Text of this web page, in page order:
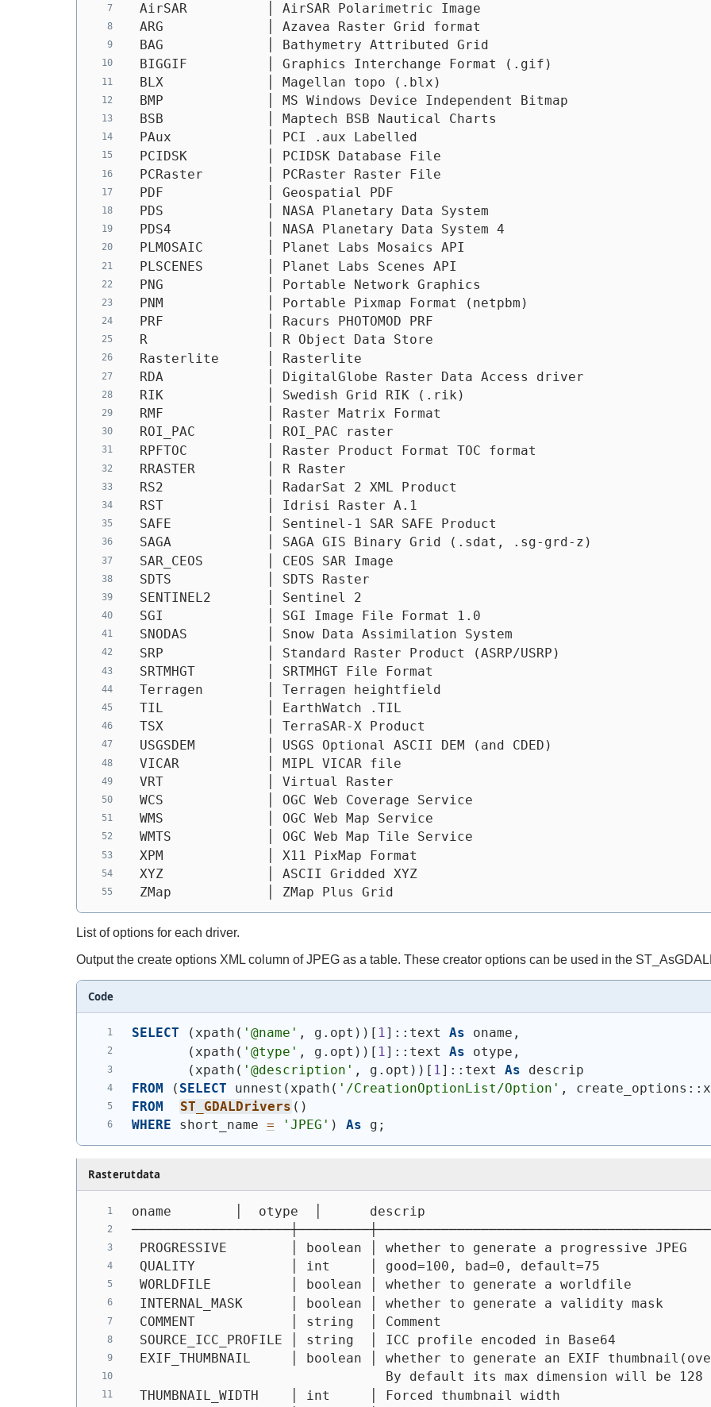
AirSAR          │ AirSAR Polarimetric Image
ARG             │ Azavea Raster Grid format
BAG             │ Bathymetry Attributed Grid
BIGGIF          │ Graphics Interchange Format (.gif)
BLX             │ Magellan topo (.blx)
BMP             │ MS Windows Device Independent Bitmap
BSB             │ Maptech BSB Nautical Charts
PAux            │ PCI .aux Labelled
PCIDSK          │ PCIDSK Database File
PCRaster        │ PCRaster Raster File
PDF             │ Geospatial PDF
PDS             │ NASA Planetary Data System
PDS4            │ NASA Planetary Data System 4
PLMOSAIC        │ Planet Labs Mosaics API
PLSCENES        │ Planet Labs Scenes API
PNG             │ Portable Network Graphics
PNM             │ Portable Pixmap Format (netpbm)
PRF             │ Racurs PHOTOMOD PRF
R               │ R Object Data Store
Rasterlite      │ Rasterlite
RDA             │ DigitalGlobe Raster Data Access driver
RIK             │ Swedish Grid RIK (.rik)
RMF             │ Raster Matrix Format
ROI_PAC         │ ROI_PAC raster
RPFTOC          │ Raster Product Format TOC format
RRASTER         │ R Raster
RS2             │ RadarSat 2 XML Product
RST             │ Idrisi Raster A.1
SAFE            │ Sentinel-1 SAR SAFE Product
SAGA            │ SAGA GIS Binary Grid (.sdat, .sg-grd-z)
SAR_CEOS        │ CEOS SAR Image
SDTS            │ SDTS Raster
SENTINEL2       │ Sentinel 2
SGI             │ SGI Image File Format 1.0
SNODAS          │ Snow Data Assimilation System
SRP             │ Standard Raster Product (ASRP/USRP)
SRTMHGT         │ SRTMHGT File Format
Terragen        │ Terragen heightfield
TIL             │ EarthWatch .TIL
TSX             │ TerraSAR-X Product
USGSDEM         │ USGS Optional ASCII DEM (and CDED)
VICAR           │ MIPL VICAR file
VRT             │ Virtual Raster
WCS             │ OGC Web Coverage Service
WMS             │ OGC Web Map Service
WMTS            │ OGC Web Map Tile Service
XPM             │ X11 PixMap Format
XYZ             │ ASCII Gridded XYZ
ZMap            │ ZMap Plus Grid
List of options for each driver.
Output the create options XML column of JPEG as a table. These creator options can be used in the
Code
SELECT ( xpath ( '@name' , g.opt ) ) [ 1]::text As oname,
( xpath ( '@type' , g.opt ) ) [ 1 ]::text As otype,
( xpath ( '@description' , g.opt ) ) [ 1 ]::text As descrip
FROM
( SELECT unnest ( xpath ( '/CreationOptionList/Option' ,
FROM
ST_GDALDrivers ( )
WHERE short_name = 'JPEG' ) As g;
Rasterutdata
oname        │  otype  │      descrip
PROGRESSIVE        │ boolean │ whether to generate a progressive JPEG
QUALITY            │ int     │ good=100, bad=0, default=75
WORLDFILE          │ boolean │ whether to generate a worldfile
INTERNAL_MASK      │ boolean │ whether to generate a validity mask
COMMENT            │ string  │ Comment
SOURCE_ICC_PROFILE │ string  │ ICC profile encoded in Base64
EXIF_THUMBNAIL     │ boolean │ whether to generate an EXIF
                                By default its max dimension will be 128
THUMBNAIL_WIDTH    │ int     │ Forced thumbnail width